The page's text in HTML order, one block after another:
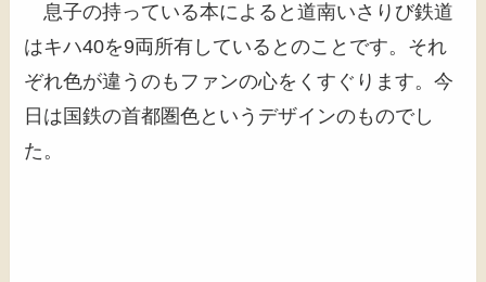
息子の持っている本によると道南いさりび鉄道
はキハ40を9両所有しているとのことです。それ
ぞれ色が違うのもファンの心をくすぐります。今
日は国鉄の首都圏色というデザインのものでし
た。